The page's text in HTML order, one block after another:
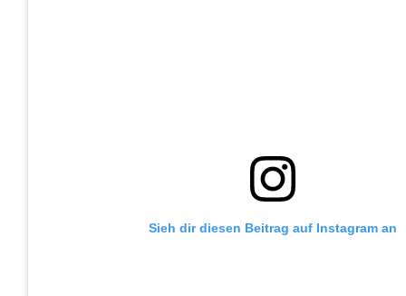
Sieh dir diesen Beitrag auf Instagram an